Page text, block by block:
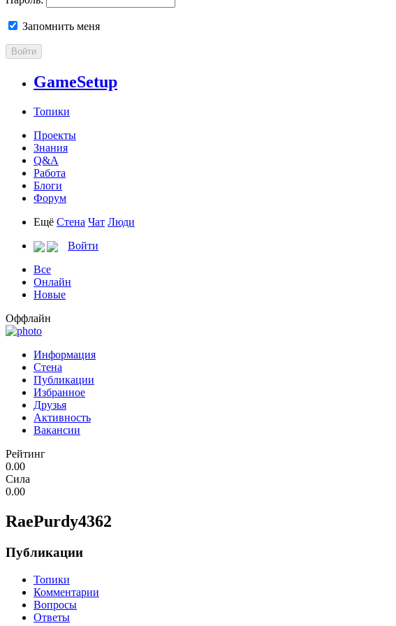
Запомнить меня
Войти
GameSetup
Топики
Проекты
Знания
Q&A
Работа
Блоги
Форум
Ещё Стена Чат Люди
Войти
Все
Онлайн
Новые
Оффлайн
Информация
Стена
Публикации
Избранное
Друзья
Активность
Вакансии
Рейтинг
0.00
Сила
0.00
RaePurdy4362
Публикации
Топики
Комментарии
Вопросы
Ответы